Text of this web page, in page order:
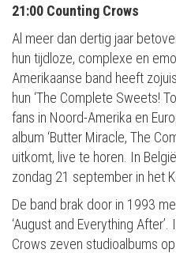
21:00 Counting Crows
Al meer dan dertig jaar
hun tijdloze, complexe en
Amerikaanse band heeft
hun ‘The Complete Sweets!
fans in Noord-Amerika en
album ‘Butter Miracle, The
uitkomt, live te horen. In
zondag 21 september in het
De band brak door in 1993
‘August and Everything
Crows zeven studioalbums